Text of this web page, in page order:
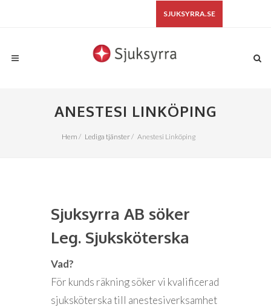
SJUKSYRRA.SE
ANESTESI LINKÖPING
Hem / Lediga tjänster/ Anestesi Linköping
Sjuksyrra AB söker
Leg. Sjuksköterska
Vad?
För kunds räkning söker vi kvalificerad
sjuksköterska till anestesiverksamhet